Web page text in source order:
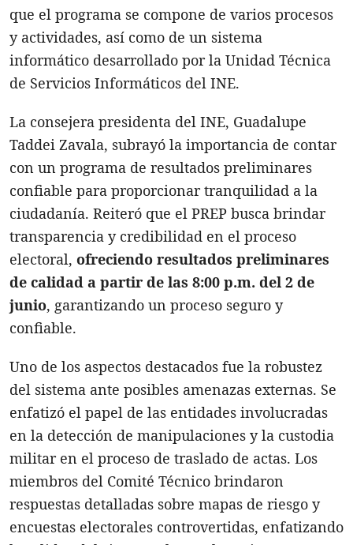
que el programa se compone de varios procesos
y actividades, así como de un sistema
informático desarrollado por la Unidad Técnica
de Servicios Informáticos del INE.
La consejera presidenta del INE, Guadalupe
Taddei Zavala, subrayó la importancia de contar
con un programa de resultados preliminares
confiable para proporcionar tranquilidad a la
ciudadanía. Reiteró que el PREP busca brindar
transparencia y credibilidad en el proceso
electoral, ofreciendo resultados preliminares
de calidad a partir de las 8:00 p.m. del 2 de
junio, garantizando un proceso seguro y
confiable.
Uno de los aspectos destacados fue la robustez
del sistema ante posibles amenazas externas. Se
enfatizó el papel de las entidades involucradas
en la detección de manipulaciones y la custodia
militar en el proceso de traslado de actas. Los
miembros del Comité Técnico brindaron
respuestas detalladas sobre mapas de riesgo y
encuestas electorales controvertidas, enfatizando